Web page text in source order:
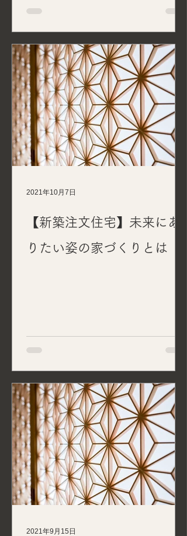
【新築注文住宅】未来にあ
りたい姿の家づくりとは
2021年10月7日
2021年9月15日